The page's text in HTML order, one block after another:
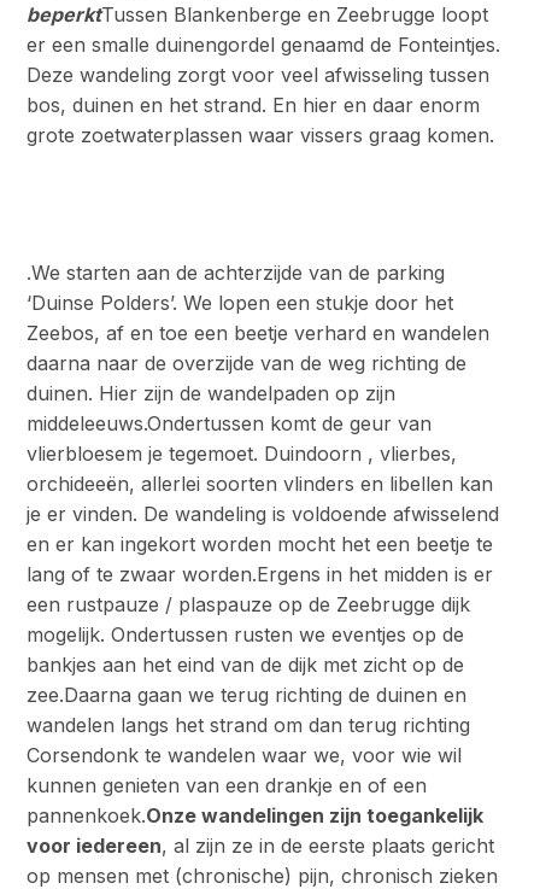
beperktTussen Blankenberge en Zeebrugge loopt
er een smalle duinengordel genaamd de Fonteintjes.
Deze wandeling zorgt voor veel afwisseling tussen
bos, duinen en het strand. En hier en daar enorm
grote zoetwaterplassen waar vissers graag komen.
.We starten aan de achterzijde van de parking
‘Duinse Polders’. We lopen een stukje door het
Zeebos, af en toe een beetje verhard en wandelen
daarna naar de overzijde van de weg richting de
duinen. Hier zijn de wandelpaden op zijn
middeleeuws.Ondertussen komt de geur van
vlierbloesem je tegemoet. Duindoorn , vlierbes,
orchideeën, allerlei soorten vlinders en libellen kan
je er vinden. De wandeling is voldoende afwisselend
en er kan ingekort worden mocht het een beetje te
lang of te zwaar worden.Ergens in het midden is er
een rustpauze / plaspauze op de Zeebrugge dijk
mogelijk. Ondertussen rusten we eventjes op de
bankjes aan het eind van de dijk met zicht op de
zee.Daarna gaan we terug richting de duinen en
wandelen langs het strand om dan terug richting
Corsendonk te wandelen waar we, voor wie wil
kunnen genieten van een drankje en of een
pannenkoek.Onze wandelingen zijn toegankelijk
voor iedereen, al zijn ze in de eerste plaats gericht
op mensen met (chronische) pijn, chronisch zieken